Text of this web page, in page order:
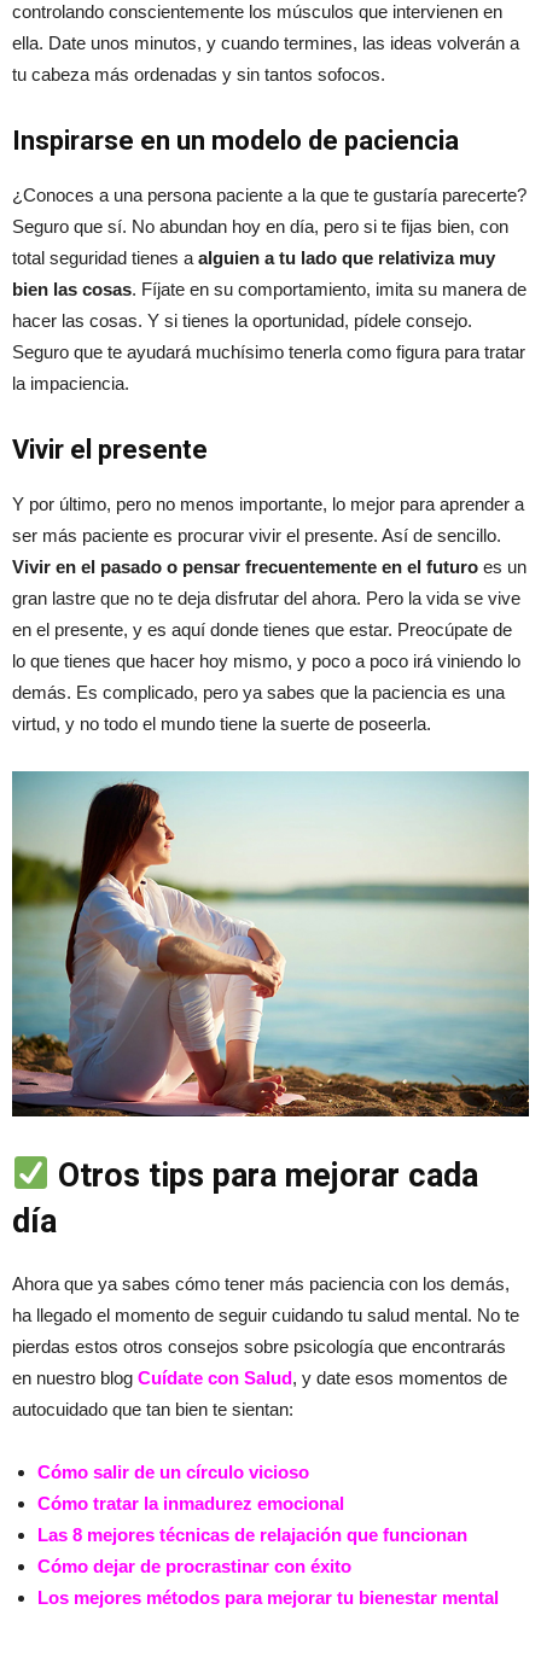
controlando conscientemente los músculos que intervienen en
ella. Date unos minutos, y cuando termines, las ideas volverán a
tu cabeza más ordenadas y sin tantos sofocos.
Inspirarse en un modelo de paciencia
¿Conoces a una persona paciente a la que te gustaría parecerte?
Seguro que sí. No abundan hoy en día, pero si te fijas bien, con
total seguridad tienes a alguien a tu lado que relativiza muy
bien las cosas. Fíjate en su comportamiento, imita su manera de
hacer las cosas. Y si tienes la oportunidad, pídele consejo.
Seguro que te ayudará muchísimo tenerla como figura para tratar
la impaciencia.
Vivir el presente
Y por último, pero no menos importante, lo mejor para aprender a
ser más paciente es procurar vivir el presente. Así de sencillo.
Vivir en el pasado o pensar frecuentemente en el futuro es un
gran lastre que no te deja disfrutar del ahora. Pero la vida se vive
en el presente, y es aquí donde tienes que estar. Preocúpate de
lo que tienes que hacer hoy mismo, y poco a poco irá viniendo lo
demás. Es complicado, pero ya sabes que la paciencia es una
virtud, y no todo el mundo tiene la suerte de poseerla.
Otros tips para mejorar cada
día
Ahora que ya sabes cómo tener más paciencia con los demás,
ha llegado el momento de seguir cuidando tu salud mental. No te
pierdas estos otros consejos sobre psicología que encontrarás
en nuestro blog Cuídate con Salud, y date esos momentos de
autocuidado que tan bien te sientan:
Cómo salir de un círculo vicioso
Cómo tratar la inmadurez emocional
Las 8 mejores técnicas de relajación que funcionan
Cómo dejar de procrastinar con éxito
Los mejores métodos para mejorar tu bienestar mental